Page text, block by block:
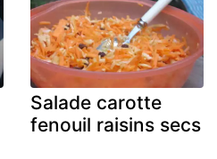
Salade carotte
fenouil raisins secs